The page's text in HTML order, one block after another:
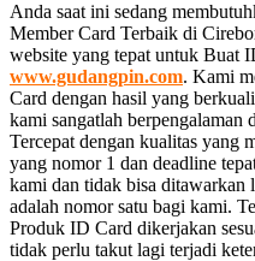
Anda saat ini sedang
Member Card Terbaik di
website yang tepat untuk Buat
www.gudangpin.com. Kami
Card dengan hasil yang
kami sangatlah
Tercepat dengan kualitas yang
yang nomor 1 dan deadline
kami dan tidak bisa ditawarkan
adalah nomor satu bagi kami.
Produk ID Card dikerjakan
tidak perlu takut lagi terjadi